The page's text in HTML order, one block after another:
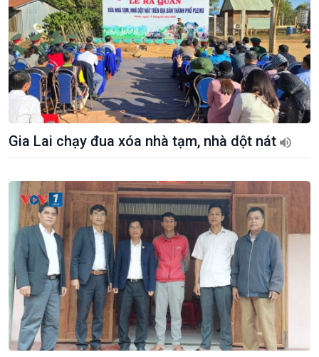
Kinh tế
Tin Kinh tế
Trước giờ mở cửa
Dòng chảy Kinh tế
Sức sống hàng Việt
thương mại
Nông nghiệp & Biển đảo
Tin Nông nghiệp & Biển
đảo
Mùa vàng
Biển đảo Việt Nam
Tâm tình biên giới và hải
Tìm hiểu biển, đảo Việt
Nam
Gia Lai chạy đua xóa nhà tạm, nhà dột nát